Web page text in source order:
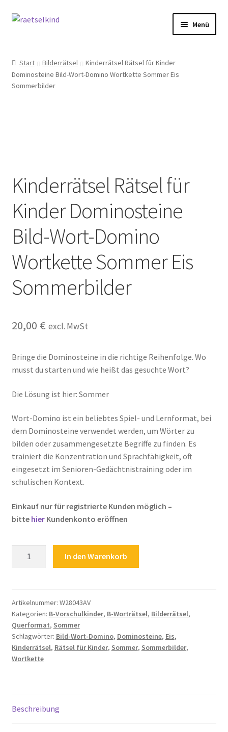
Zur
Zum
Menü
AGB
FAQ
Impressum
Kasse
Kontakt
Kostenlose Rätsel
Über Rätselkind
Versandarten
Warenkorb
Widerrufsbelehrung
Zahlungsarten
Start Bilderrätsel
Kinderrätsel Rätsel für Kinder
Dominosteine Bild-Wort-Domino Wortkette Sommer Eis
Sommerbilder
Kinderrätsel Rätsel für
Kinder Dominosteine
Bild-Wort-Domino
Wortkette Sommer Eis
Sommerbilder
20,00 € excl. MwSt
Bringe die Dominosteine in die richtige Reihenfolge. Wo
musst du starten und wie heißt das gesuchte Wort?
Die Lösung ist hier: Sommer
Wort-Domino ist ein beliebtes Spiel- und Lernformat, bei
dem Dominosteine verwendet werden, um Wörter zu
bilden oder zusammengesetzte Begriffe zu finden. Es
trainiert die Konzentration und Sprachfähigkeit, oft
eingesetzt im Senioren-Gedächtnistraining oder im
schulischen Kontext.
Einkauf nur für registrierte Kunden möglich –
bitte hierKundenkonto eröffnen
Dominosteine
Bild-
Wort-
Domino
Wortkette
Sommer
Menge
In den Warenkorb
Artikelnummer: W28043AV
Kategorien: B-Vorschulkinder, B-Worträtsel, Bilderrätsel,
Querformat, Sommer
Schlagwörter: Bild-Wort-Domino, Dominosteine, Eis,
Kinderrätsel, Rätsel für Kinder, Sommer, Sommerbilder,
Wortkette
Beschreibung